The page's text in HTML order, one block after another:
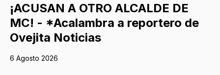
¡ACUSAN A OTRO ALCALDE DE
MC! - *Acalambra a reportero de
Ovejita Noticias
6 Agosto 2026